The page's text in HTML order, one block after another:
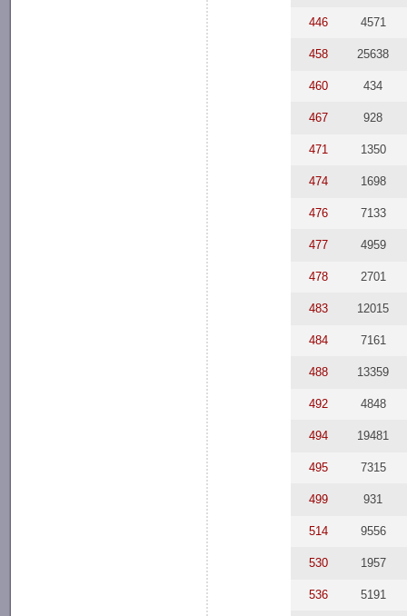
446 4571
458 25638
460 434
467 928
471 1350
474 1698
476 7133
477 4959
478 2701
483 12015
484 7161
488 13359
492 4848
494 19481
495 7315
499 931
514 9556
530 1957
536 5191